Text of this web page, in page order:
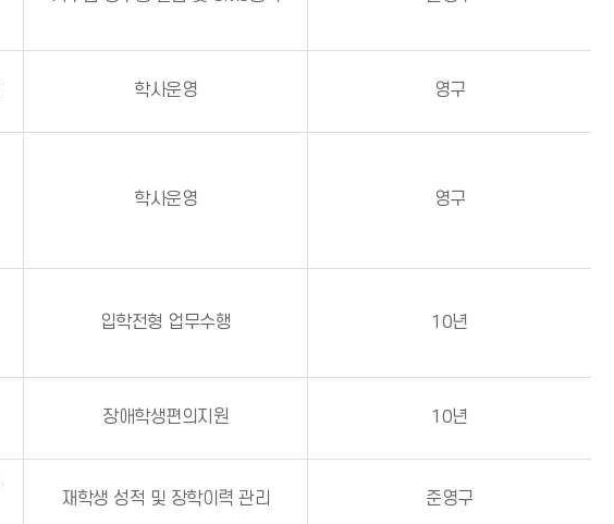
학사운영 영구
학사운영 영구
입학전형 업무수행 10년
장애학생편의지원 10년
재학생 성적 및 장학이력 관리 준영구